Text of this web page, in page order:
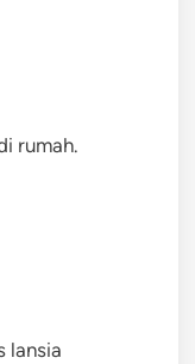
rumah.
lansia